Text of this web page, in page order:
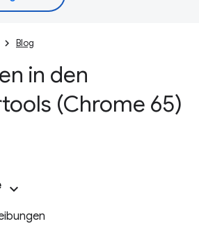
Blog
in den
(Chrome 65)